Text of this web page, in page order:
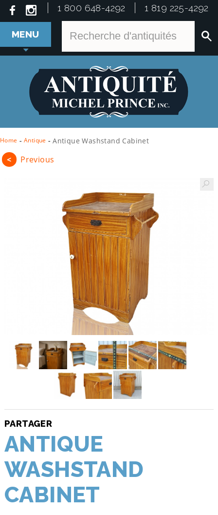
1 800 648-4292 1 819 225-4292
MENU
Home - Antique - Antique Washstand Cabinet
< Previous
PARTAGER
ANTIQUE
WASHSTAND
CABINET